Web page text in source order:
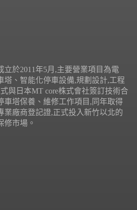
立於2011年5月,主要營業項目為電
塔、智能化停車設備,規劃設計,工程
與日本MT core株式會社簽訂技術合
車塔保養、維修工作項目,同年取得
業廠商登記證,正式投入新竹以北的
修市場。